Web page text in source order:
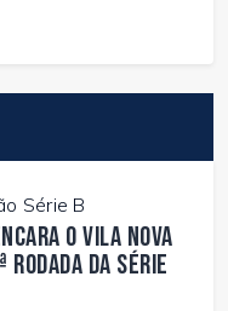
Série B
o Vila Nova
rodada da Série